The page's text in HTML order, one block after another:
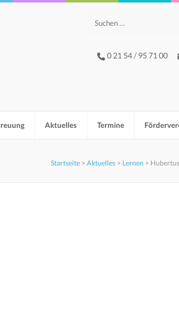
Suchen
0 21 54 / 95 71 00
Aktuelles Termine
Startseite > Aktuelles > Lernen >